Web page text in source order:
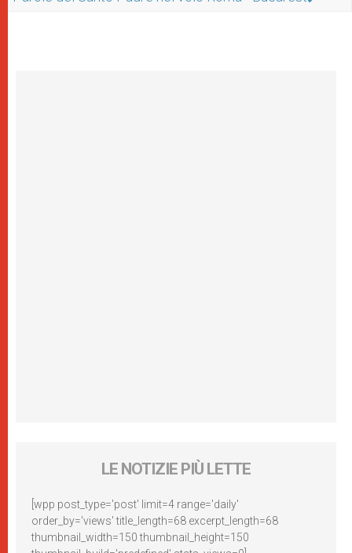
LE NOTIZIE PIÙ LETTE
[wpp post_type='post' limit=4 range='daily'
order_by='views' title_length=68 excerpt_length=68
thumbnail_width=150 thumbnail_height=150